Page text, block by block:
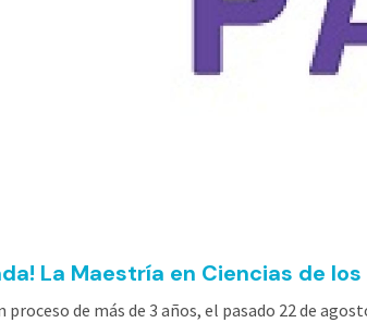
La Maestría en Ciencias de
proceso de más de 3 años, el pasado 22 de